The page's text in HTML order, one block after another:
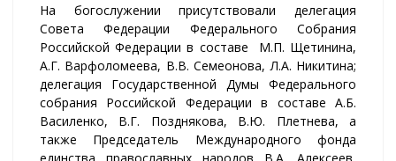
На богослужении присутствовали делегация
Совета Федерации Федерального Собрания
Российской Федерации в составе М.П. Щетинина,
А.Г. Варфоломеева, В.В. Семеонова, Л.А. Никитина;
делегация Государственной Думы Федерального
собрания Российской Федерации в составе А.Б.
Василенко, В.Г. Позднякова, В.Ю. Плетнева, а
также Председатель Международного фонда